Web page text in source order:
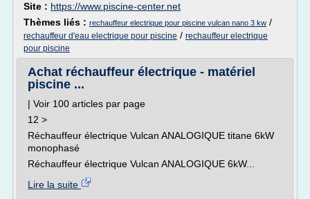
Site : https://www.piscine-center.net
Thèmes liés : rechauffeur electrique pour piscine vulcan nano 3 kw /
rechauffeur d'eau electrique pour piscine / rechauffeur electrique
pour piscine
Achat réchauffeur électrique - matériel
piscine ...
| Voir 100 articles par page
12 >
Réchauffeur électrique Vulcan ANALOGIQUE titane 6kW
monophasé
Réchauffeur électrique Vulcan ANALOGIQUE 6kW...
Lire la suite